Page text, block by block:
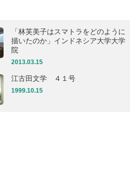
「林芙美子はスマトラをどのように
描いたのか」インドネシア大学大学
院
2013.03.15
江古田文学 ４１号
1999.10.15